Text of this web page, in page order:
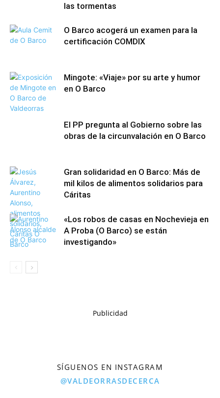
las tormentas
O Barco acogerá un examen para la
certificación COMDIX
Mingote: «Viaje» por su arte y humor
en O Barco
El PP pregunta al Gobierno sobre las
obras de la circunvalación en O Barco
Gran solidaridad en O Barco: Más de
mil kilos de alimentos solidarios para
Cáritas
«Los robos de casas en Nochevieja en
A Proba (O Barco) se están
investigando»
Publicidad
SÍGUENOS EN INSTAGRAM
@VALDEORRASDECERCA